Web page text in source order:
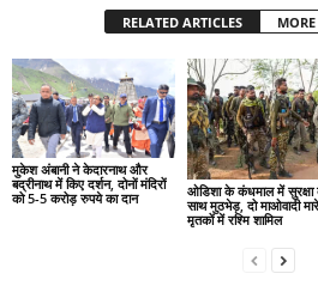
RELATED ARTICLES
मुकेश अंबानी ने केदारनाथ और
बद्रीनाथ में किए दर्शन, दोनों मंदिरों
को 5-5 करोड़ रुपये का दान
ओडिशा के कंधमाल में सुरक्षा
साथ मुठभेड़, दो माओवादी
मृतकों में रश्मि शामिल